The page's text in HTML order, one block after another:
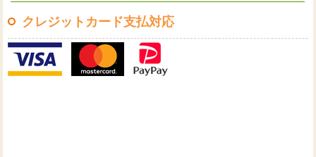
クレジットカード支払対応